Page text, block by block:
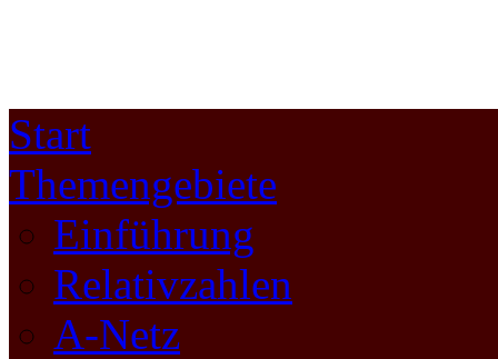
Start
Themengebiete
Einführung
Relativzahlen
A-Netz